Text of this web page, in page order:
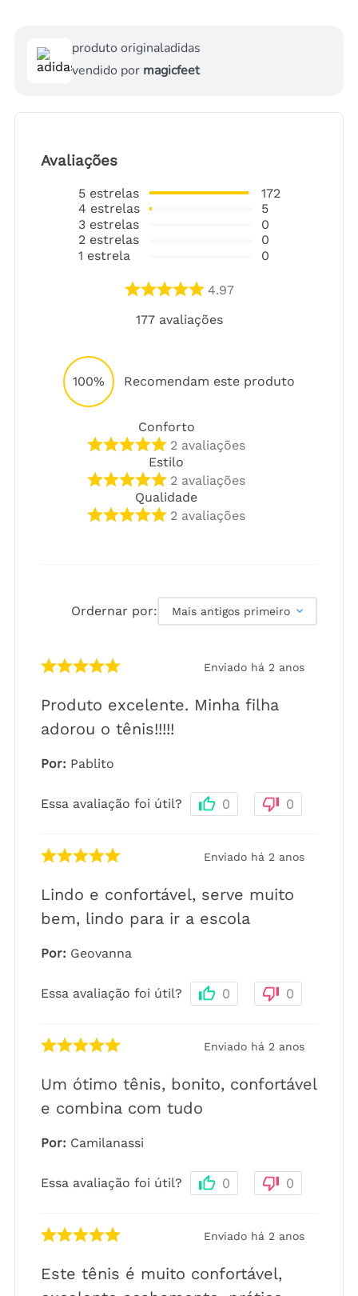
produto originaladidas
vendido por magicfeet
Avaliações
5 estrelas
4 estrelas
3 estrelas
2 estrelas
1 estrela
172
5
0
0
0
4.97
177 avaliações
100% Recomendam este produto
Conforto
2 avaliações
Estilo
2 avaliações
Qualidade
2 avaliações
Ordernar por: Mais antigos primeiro
Enviado há 2 anos
Produto excelente. Minha filha
adorou o tênis!!!!!
Por: Pablito
Essa avaliação foi útil? 0 0
Enviado há 2 anos
Lindo e confortável, serve muito
bem, lindo para ir a escola
Por: Geovanna
Essa avaliação foi útil? 0 0
Enviado há 2 anos
Um ótimo tênis, bonito, confortável
e combina com tudo
Por: Camilanassi
Essa avaliação foi útil? 0 0
Enviado há 2 anos
Este tênis é muito confortável,